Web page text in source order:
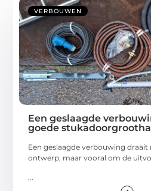
VERBOUWEN
Een geslaagde
goede
Een geslaagde verbouwing
ontwerp, maar vooral om de
...